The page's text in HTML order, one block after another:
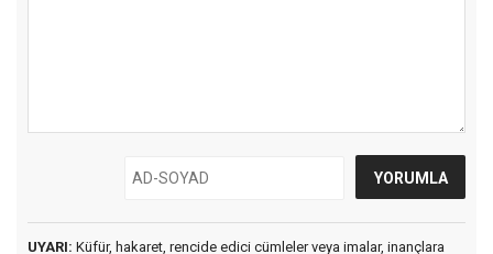
UYARI: Küfür, hakaret, rencide edici cümleler veya imalar, inançlara